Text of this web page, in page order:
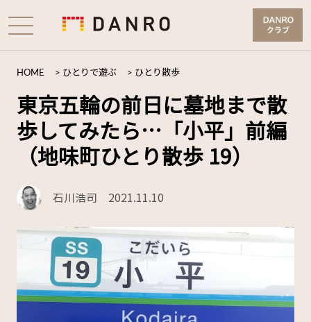
HOME > ひとりで遊ぶ > ひとり散歩
東京五輪の前日に墓地まで散
歩してみたら…「小平」前編
（地味町ひとり散歩 19）
石川浩司 2021.11.10